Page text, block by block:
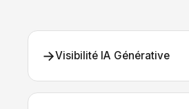
→Visibilité IA Générative